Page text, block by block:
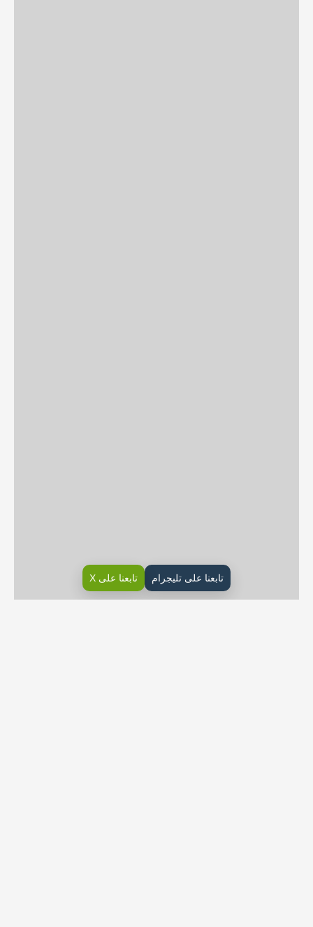
تابعنا على تليجرام تابعنا على X